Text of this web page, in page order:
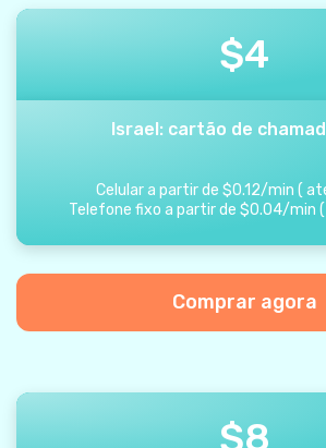
$4
Israel: cartão de
Celular a partir de $0.12/min (
Telefone fixo a partir de $0.04/min (
Comprar agora
$8